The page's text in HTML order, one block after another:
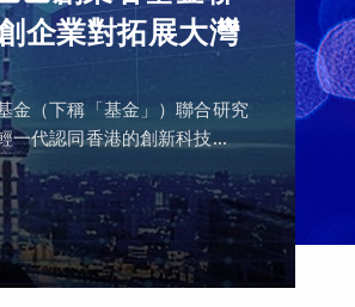
企業對拓展大灣
金（下稱「基金」）聯合研究
一代認同香港的創新科技...